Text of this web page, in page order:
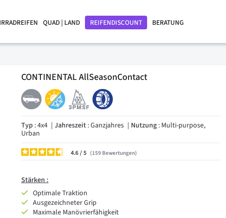
QUAD | LAND REIFENDISCOUNT BERATUNG
CONTINENTAL AllSeasonContact
Typ: 4x4 Jahreszeit: Ganzjahres Nutzung: Multi-purpose,
Urban
4.6/ 159 Bewertungen
Stärken :
Optimale Traktion
Ausgezeichneter Grip
Maximale Manövrierfähigkeit